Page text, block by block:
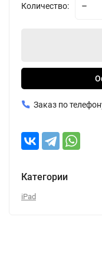
Количество:
Заказ по
Категории
iPad